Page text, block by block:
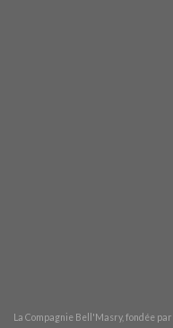
La Compagnie Bell'Masry, fondée par